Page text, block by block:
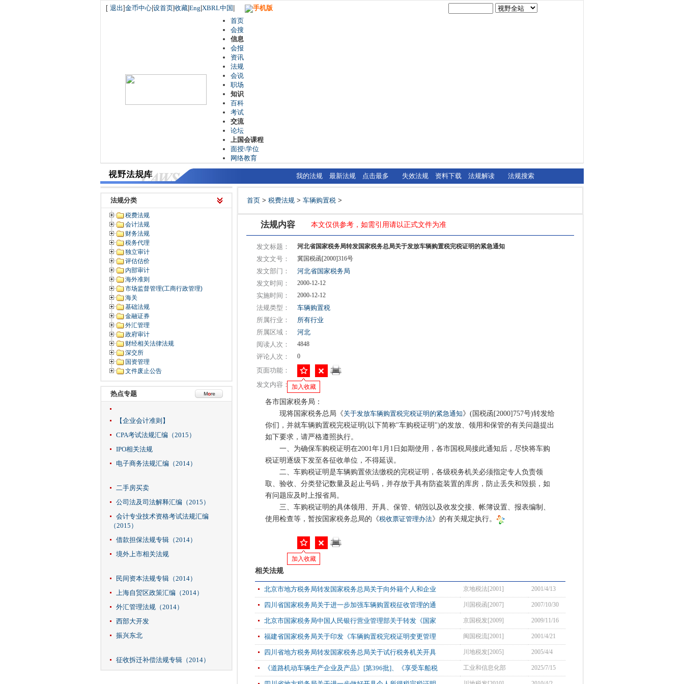
[ 退出]金币中心 设首页 收藏 Eng XBRL中国
手机版
首页
会搜
信息
会报
资讯
法规
会说
职场
知识
百科
考试
交流
论坛
上国会课程
面授\学位
网络教育
我的法规 最新法规 点击最多 失效法规 资料下载 法规解读 法规搜索
法规分类
税费法规
会计法规
财务法规
税务代理
独立审计
评估估价
内部审计
海外准则
市场监督管理(工商行政管理)
海关
基础法规
金融证券
外汇管理
政府审计
财经相关法律法规
深交所
国资管理
文件废止公告
热点专题
【企业会计准则】
CPA考试法规汇编（2015）
IPO相关法规
电子商务法规汇编（2014）
二手房买卖
公司法及司法解释汇编（2015）
会计专业技术资格考试法规汇编
（2015）
借款担保法规专辑（2014）
境外上市相关法规
民间资本法规专辑（2014）
上海自贸区政策汇编（2014）
外汇管理法规（2014）
西部大开发
振兴东北
征收拆迁补偿法规专辑（2014）
首页 > 税费法规 > 车辆购置税 >
法规内容 本文仅供参考，如需引用请以正式文件为准
发文标题： 河北省国家税务局转发国家税务总局关于发放车辆购置税完税证明的紧急通知
发文文号： 冀国税函[2000]316号
发文部门：
河北省国家税务局
发文时间：
2000-12-12
实施时间： 2000-12-12
法规类型：
车辆购置税
所属行业：
所有行业
所属区域：
河北
阅读人次：
4848
评论人次： 0
页面功能：
加入收藏
发文内容：
各市国家税务局：
现将国家税务总局《关于发放车辆购置税完税证明的紧急通知》(国税函[2000]757号)转发给
你们，并就车辆购置税完税证明(以下简称"车购税证明")的发放、领用和保管的有关问题提出
如下要求，请严格遵照执行。
一、为确保车购税证明在2001年1月1日如期使用，各市国税局接此通知后，尽快将车购
税证明逐级下发至各征收单位，不得延误。
二、车购税证明是车辆购置依法缴税的完税证明，各级税务机关必须指定专人负责领
取、验收、分类登记数量及起止号码，并存放于具有防盗装置的库房，防止丢失和毁损，如
有问题应及时上报省局。
三、车购税证明的具体领用、开具、保管、销毁以及收发交接、帐簿设置、报表编制、
使用检查等，暂按国家税务总局的《税收票证管理办法》的有关规定执行。
加入收藏
相关法规
北京市地方税务局转发国家税务总局关于向外籍个人和企业 京地税法[2001] 2001/4/13
四川省国家税务局关于进一步加强车辆购置税征收管理的通 川国税函[2007] 2007/10/30
北京市国家税务局中国人民银行营业管理部关于转发《国家 京国税发[2009] 2009/11/16
福建省国家税务局关于印发《车辆购置税完税证明变更管理 闽国税流[2001] 2001/4/21
四川省地方税务局转发国家税务总局关于试行税务机关开具 川地税发[2005] 2005/4/4
《道路机动车辆生产企业及产品》[第396批]、《享受车船税 工业和信息化部 2025/7/15